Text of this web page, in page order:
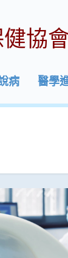
協
病 醫學